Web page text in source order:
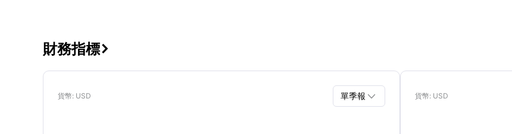
財務指標
貨幣: USD 單季報  貨幣: USD